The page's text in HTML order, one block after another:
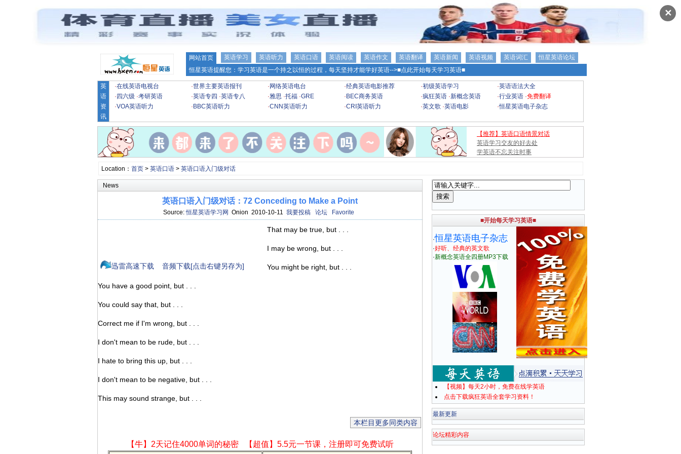
✕
网站首页 英语学习 英语听力 英语口语 英语阅读 英语作文 英语翻译 英语新闻 英语视频 英语词汇
恒星英语论坛
恒星英语提醒您：学习英语是一个持之以恒的过程，每天坚持才能学好英语-->■点此开始每天学习英语■
英
语
资
讯
·在线英语电视台 ·世界主要英语报刊 · 网络英语电台 ·经典英语电影推荐 ·初级英语学习 ·英语语法大全
· 四六级 ·考研英语 ·英语专四 ·英语专八 ·雅思 ·托福 ·GRE · BEC商务英语 ·疯狂英语 ·新概念英语 ·行业英语 ·免费翻译
·VOA英语听力 · BBC英语听力 ·CNN英语听力 ·CRI英语听力 ·英文歌 ·英语电影 ·恒星英语电子杂志
【推荐】英语口语情景对话
英语学习交友的好去处
学英语不忘关注时事
Location： 首页> 英语口语> 英语口语入门级对话
News
英语口语入门级对话：72 Conceding to Make a Point
Source:恒星英语学习网 Onion 2010-10-11 我要投稿 论坛 Favorite
迅雷高速下载 音频下载[点击右键另存为]
That may be true, but . . .
I may be wrong, but . . .
You might be right, but . . .
You have a good point, but . . .
You could say that, but . . .
Correct me if I'm wrong, but . . .
I don't mean to be rude, but . . .
I hate to bring this up, but . . .
I don't mean to be negative, but . . .
This may sound strange, but . . .
本栏目更多同类内容
【牛】2天记住4000单词的秘密 【超值】5.5元一节课，注册即可免费试听
■开始每天学习英语■
·恒星英语电子杂志
·好听、经典的英文歌
·新概念英语全四册MP3下载
【视频】每天2小时，免费在线学英语
点击下载疯狂英语全套学习资料！
最新更新
论坛精彩内容